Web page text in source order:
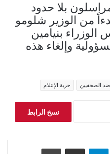
بلا حدود
من الوزير شلومو
بنيامين
وإلغاء هذه
ضد الصحفيين حرية الإعلام
نسخ الرابط
تيلقرام مشاركة عبر البريد طباعة